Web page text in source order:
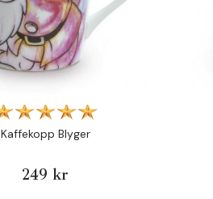
Kaffekopp Blyger
249 kr